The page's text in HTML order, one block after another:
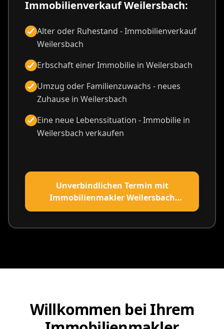
Immobilienverkauf Weilersbach:
Alter oder Ruhestand - Immobilienverkauf
Weilersbach
Erbschaft einer Immobilie in Weilersbach
Umzug oder Familienzuwachs - neues
Zuhause in Weilersbach
Eine neue Lebenssituation - Immobilie in
Weilersbach verkaufen
Unverbindlichen Termin mit
Immobilienmakler Weilersbach
vereinbaren
Willkommen bei Ihrem